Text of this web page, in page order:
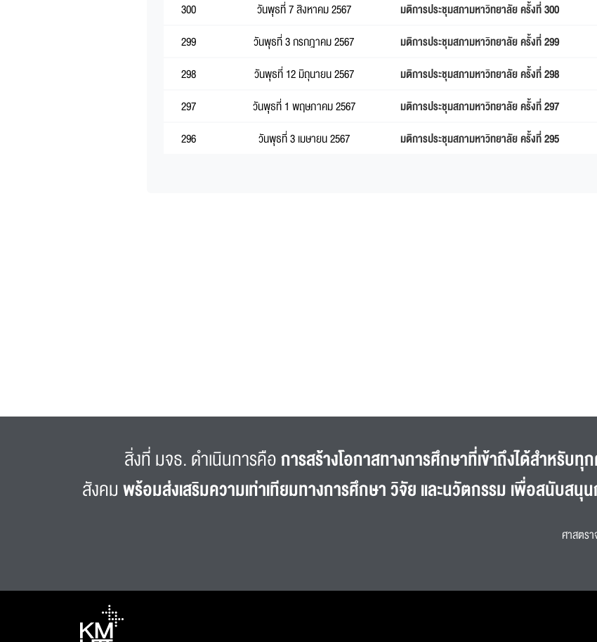
300
วันพุธที่ 7 สิงหาคม 2567
มติการประชุมสภามหาวิทยาลัย ครั้งที่ 300
299
วันพุธที่ 3 กรกฎาคม 2567
มติการประชุมสภามหาวิทยาลัย ครั้งที่ 299
298
วันพุธที่ 12 มิถุนายน 2567
มติการประชุมสภามหาวิทยาลัย ครั้งที่ 298
297
วันพุธที่ 1 พฤษภาคม 2567
มติการประชุมสภามหาวิทยาลัย ครั้งที่ 297
296
วันพุธที่ 3 เมษายน 2567 มติการประชุมสภามหาวิทยาลัย ครั้งที่ 295
สิ่งที่ มจธ. ดำเนินการคือการสร้างโอกาสทางการศึกษาที่เข้าถึงได้สำหรับทุ
สังคมพร้อมส่งเสริมความเท่าเทียมทางการศึกษา วิจัย และนวัตกรรม เพื่อสนับส
ศาสตร